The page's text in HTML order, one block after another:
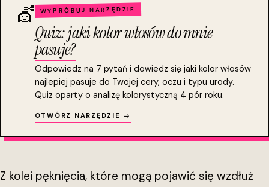
💇 WYPRÓBUJ NARZĘDZIE
Quiz: jaki kolor włosów do mnie
pasuje?
Odpowiedz na 7 pytań i dowiedz się jaki kolor włosów
najlepiej pasuje do Twojej cery, oczu i typu urody.
Quiz oparty o analizę kolorystyczną 4 pór roku.
OTWÓRZ NARZĘDZIE →
Z kolei pęknięcia, które mogą pojawić się wzdłuż